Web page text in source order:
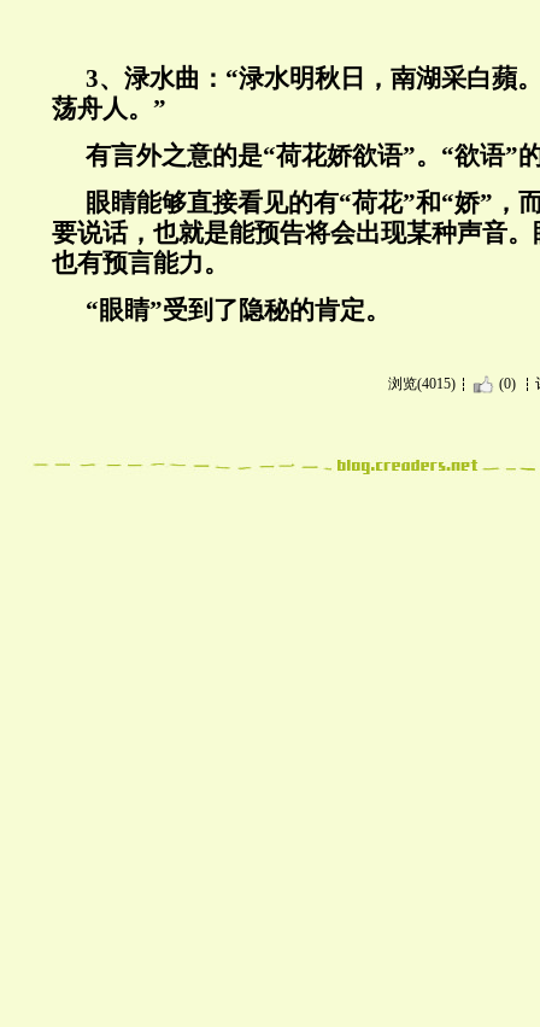
3、渌水曲：“渌水明秋日，南湖采白蘋
荡舟人。”
有言外之意的是“荷花娇欲语”。“欲语”
眼睛能够直接看见的有“荷花”和“娇”，
要说话，也就是能预告将会出现某种声音
也有预言能力。
“眼睛”受到了隐秘的肯定。
浏览(4015) (0)